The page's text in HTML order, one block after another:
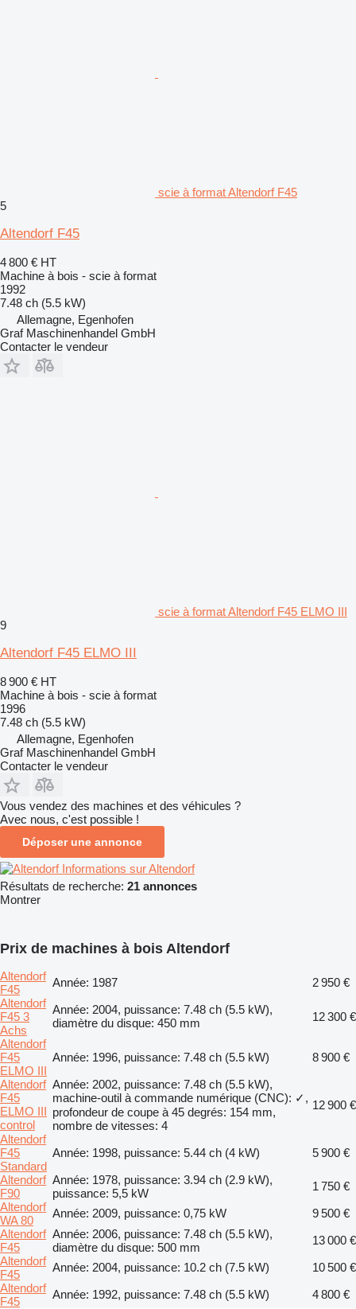
scie à format Altendorf F45
5
Altendorf F45
4 800 € HT
Machine à bois - scie à format
1992
7.48 ch (5.5 kW)
Allemagne, Egenhofen
Graf Maschinenhandel GmbH
Contacter le vendeur
scie à format Altendorf F45 ELMO III
9
Altendorf F45 ELMO III
8 900 € HT
Machine à bois - scie à format
1996
7.48 ch (5.5 kW)
Allemagne, Egenhofen
Graf Maschinenhandel GmbH
Contacter le vendeur
Vous vendez des machines et des véhicules ?
Avec nous, c'est possible !
Déposer une annonce
Informations sur Altendorf
Résultats de recherche: 21 annonces
Montrer
Prix de machines à bois Altendorf
Altendorf
F45
Année: 1987
2 950 €
Altendorf
F45 3
Achs
Année: 2004, puissance: 7.48 ch (5.5 kW),
diamètre du disque: 450 mm
12 300 €
Altendorf
F45
ELMO III
Année: 1996, puissance: 7.48 ch (5.5 kW)
8 900 €
Altendorf
F45
ELMO III
control
Année: 2002, puissance: 7.48 ch (5.5 kW),
machine-outil à commande numérique (CNC): ✓,
profondeur de coupe à 45 degrés: 154 mm,
nombre de vitesses: 4
12 900 €
Altendorf
F45
Standard
Année: 1998, puissance: 5.44 ch (4 kW)
5 900 €
Altendorf
F90
Année: 1978, puissance: 3.94 ch (2.9 kW),
puissance: 5,5 kW
1 750 €
Altendorf
WA 80
Année: 2009, puissance: 0,75 kW
9 500 €
Altendorf
F45
Année: 2006, puissance: 7.48 ch (5.5 kW),
diamètre du disque: 500 mm
13 000 €
Altendorf
F45
Année: 2004, puissance: 10.2 ch (7.5 kW)
10 500 €
Altendorf
F45
Année: 1992, puissance: 7.48 ch (5.5 kW) 4 800 €